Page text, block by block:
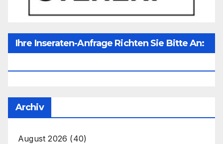
Ihre Inseraten-Anfrage Richten Sie Bitte An:
Archiv
August 2026 (40)